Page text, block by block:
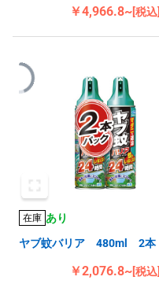
￥4,966.8~[税込]
在庫 あり
ヤブ蚊バリア 480ml 2本
￥2,076.8~[税込]